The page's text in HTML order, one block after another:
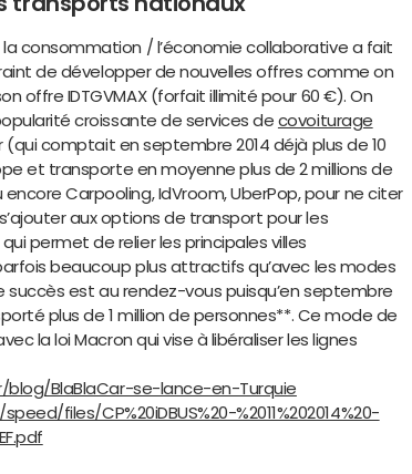
la consommation / l’économie collaborative a fait
de développer de nouvelles offres comme on
offre IDTGVMAX (forfait illimité pour 60 €). On
croissante de services de covoiturage
comptait en septembre 2014 déjà plus de 10
et transporte en moyenne plus de 2 millions de
Carpooling, IdVroom, UberPop, pour ne citer
aux options de transport pour les
permet de relier les principales villes
beaucoup plus attractifs qu’avec les modes
succès est au rendez-vous puisqu’en septembre
plus de 1 million de personnes**. Ce mode de
la loi Macron qui vise à libéraliser les lignes
BlaBlaCar-se-lance-en-Turquie
files/CP%20iDBUS%20-%2011%202014%20-